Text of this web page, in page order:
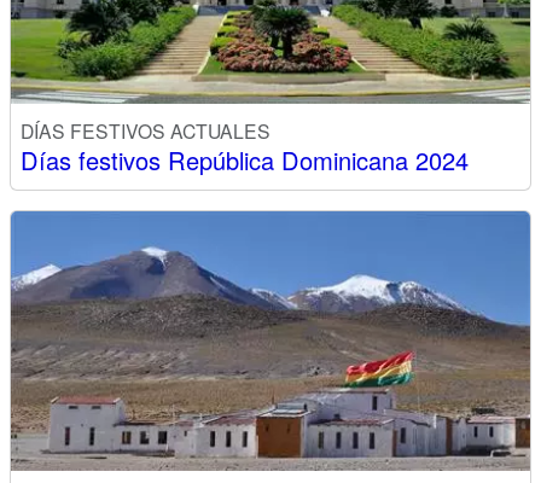
DÍAS FESTIVOS ACTUALES
Días festivos República Dominicana 2024